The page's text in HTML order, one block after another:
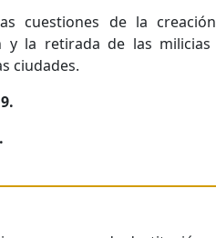
cuestiones de la
y la retirada de las milicias
ciudades.